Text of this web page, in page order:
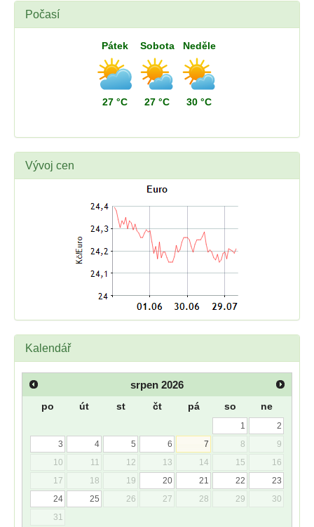
Počasí
Pátek
27 °C
Sobota
27 °C
Neděle
30 °C
Vývoj cen
Kalendář
srpen 2026
po út st čt pá so ne
1
2
3
4 5 6 7 8
9
10
11 12 13 14 15
16
17
18 19 20 21 22
23
24
25 26 27 28 29
30
31